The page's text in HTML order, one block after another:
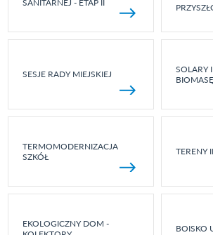
SANITARNEJ - ETAP II
SESJE RADY MIEJSKIEJ
SOLARY
BIOMASĘ
TERMOMODERNIZACJA
SZKÓŁ
TERENY
EKOLOGICZNY DOM -
BOISKO